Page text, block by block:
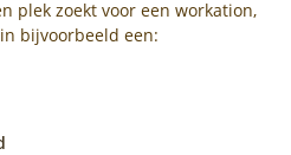
plek zoekt voor een workation,
bijvoorbeeld een: